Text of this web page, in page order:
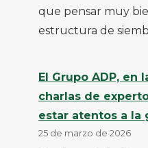
que pensar muy
estructura de
El Grupo ADP, en
charlas de
estar atentos a la
25 de marzo de 2026